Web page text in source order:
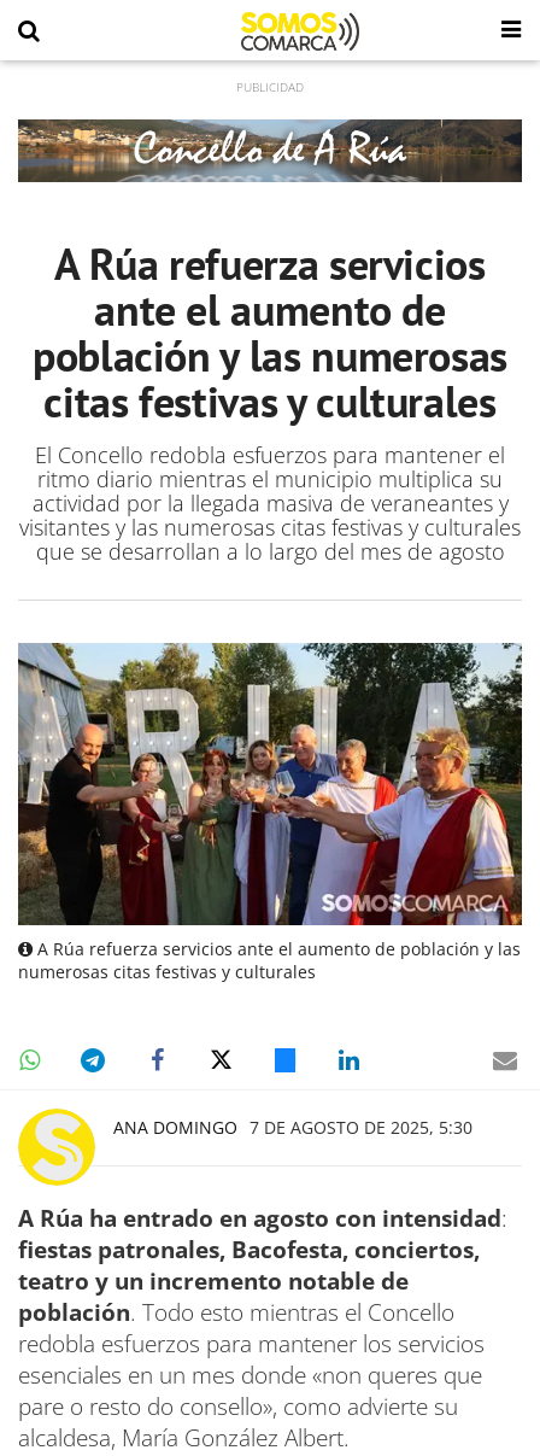
A Rúa refuerza servicios
ante el aumento de
población y las numerosas
citas festivas y culturales
El Concello redobla esfuerzos para mantener el
ritmo diario mientras el municipio multiplica su
actividad por la llegada masiva de veraneantes y
visitantes y las numerosas citas festivas y culturales
que se desarrollan a lo largo del mes de agosto
A Rúa refuerza servicios ante el aumento de población y las
numerosas citas festivas y culturales
ANA DOMINGO 7 DE AGOSTO DE 2025, 5:30
A Rúa ha entrado en agosto con intensidad:
fiestas patronales, Bacofesta, conciertos,
teatro y un incremento notable de
población. Todo esto mientras el Concello
redobla esfuerzos para mantener los servicios
esenciales en un mes donde «non queres que
pare o resto do consello», como advierte su
alcaldesa, María González Albert.